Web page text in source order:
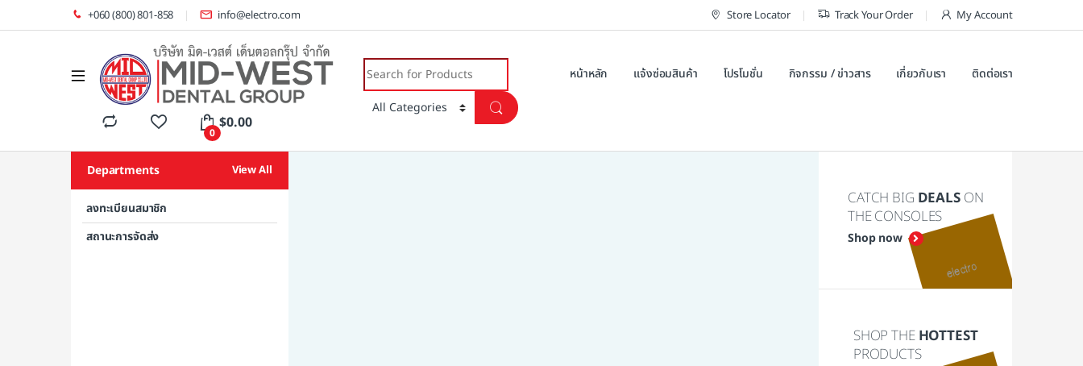
+060 (800) 801-858 info@electro.com Store Locator Track Your Order My Account
Search for:
หน้าหลัก แจ้งซ่อมสินค้า โปรโมชั่น กิจกรรม / ข่าวสาร เกี่ยวกับเรา ติดต่อเรา
0
$0.00
Departments View All
ลงทะเบียนสมาชิก
สถานะการจัดส่ง
CATCH BIG DEALSON
THE CONSOLES
Shop now
SHOP THEHOTTEST
PRODUCTS